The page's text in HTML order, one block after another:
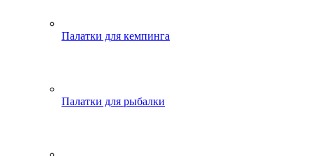
Палатки для кемпинга
Палатки для рыбалки